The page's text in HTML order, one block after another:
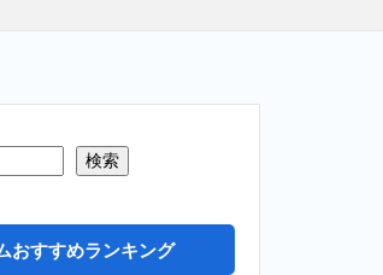
検索
おすすめランキング